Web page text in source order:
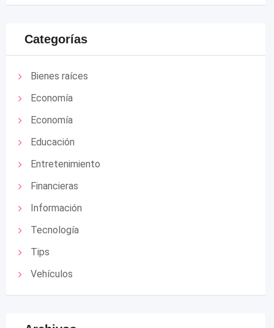
Categorías
Bienes raíces
Economía
Economía
Educación
Entretenimiento
Financieras
Información
Tecnología
Tips
Vehículos